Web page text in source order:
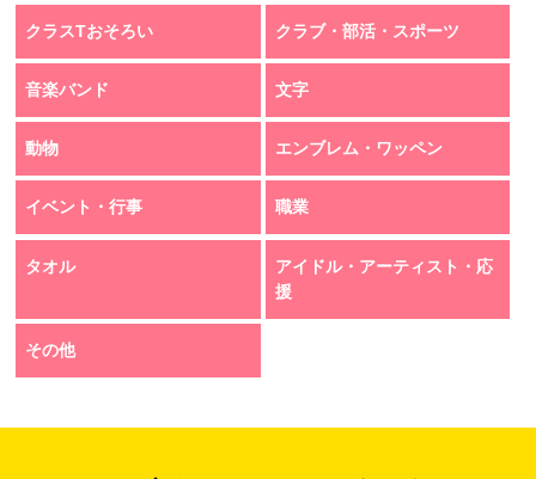
クラスTおそろい クラブ・部活・スポーツ
音楽バンド 文字
動物 エンブレム・ワッペン
イベント・行事 職業
タオル
アイドル・アーティスト・応
援
その他